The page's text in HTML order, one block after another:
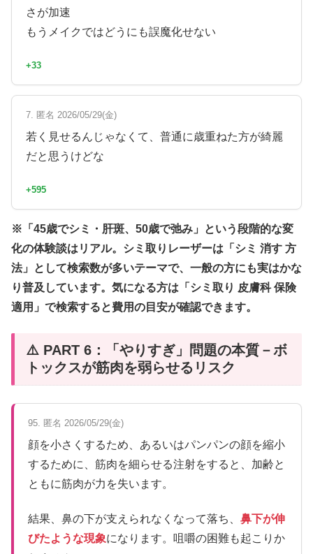
さが加速
もうメイクではどうにも誤魔化せない
+33
7. 匿名 2026/05/29(金)
若く見せるんじゃなくて、普通に歳重ねた方が綺麗
だと思うけどな
+595
※「45歳でシミ・肝斑、50歳で弛み」という段階的な変
化の体験談はリアル。シミ取りレーザーは「シミ 消す 方
法」として検索数が多いテーマで、一般の方にも実はかな
り普及しています。気になる方は「シミ取り 皮膚科 保険
適用」で検索すると費用の目安が確認できます。
⚠️ PART 6：「やりすぎ」問題の本質－ボ
トックスが筋肉を弱らせるリスク
95. 匿名 2026/05/29(金)
顔を小さくするため、あるいはパンパンの顔を縮小
するために、筋肉を細らせる注射をすると、加齢と
ともに筋肉が力を失います。
結果、鼻の下が支えられなくなって落ち、 鼻下が伸
びたような現象になります。咀嚼の困難も起こりか